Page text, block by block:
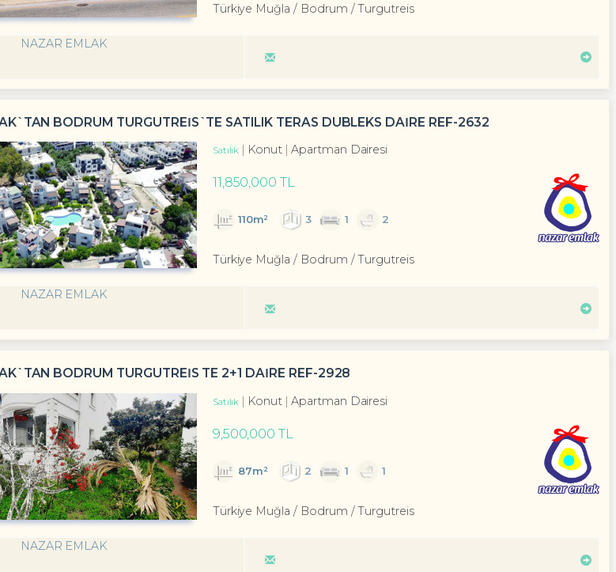
Türkiye Muğla / Bodrum / Turgutreis
NAZAR EMLAK
BODRUM TURGUTREİS`TE SATILIK TERAS DUBLEKS DAİRE REF-2632
Satılık Konut Apartman Dairesi
11,850,000 TL
110m² 3 1 2
Türkiye Muğla / Bodrum / Turgutreis
NAZAR EMLAK
BODRUM TURGUTREİS TE 2+1 DAİRE REF-2928
Satılık Konut Apartman Dairesi
9,500,000 TL
87m² 2 1 1
Türkiye Muğla / Bodrum / Turgutreis
NAZAR EMLAK